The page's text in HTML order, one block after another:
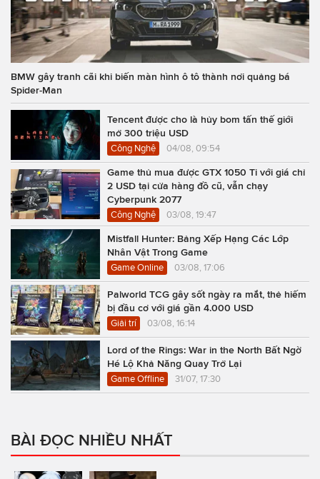
BMW gây tranh cãi khi biến màn hình ô tô thành nơi quảng bá
Spider-Man
Tencent được cho là hủy bom tấn thế giới
mở 300 triệu USD
Công Nghệ 04/08, 09:54
Game thủ mua được GTX 1050 Ti với giá chỉ
2 USD tại cửa hàng đồ cũ, vẫn chạy
Cyberpunk 2077
Công Nghệ 03/08, 19:47
Mistfall Hunter: Bảng Xếp Hạng Các Lớp
Nhân Vật Trong Game
Game Online 03/08, 17:06
Palworld TCG gây sốt ngày ra mắt, thẻ hiếm
bị đầu cơ với giá gần 4.000 USD
Giải trí 03/08, 16:14
Lord of the Rings: War in the North Bất Ngờ
Hé Lộ Khả Năng Quay Trở Lại
Game Offline 31/07, 17:30
BÀI ĐỌC NHIỀU NHẤT